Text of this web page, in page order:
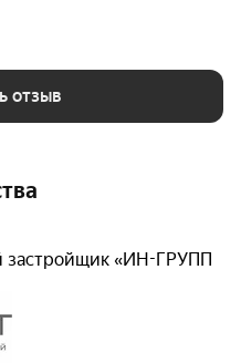
отзыв
«ИН-ГРУПП